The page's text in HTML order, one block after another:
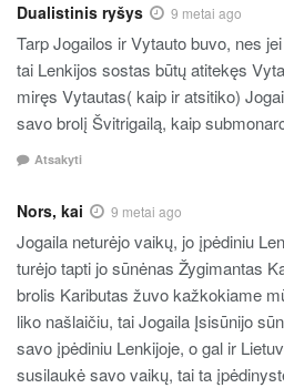
Dualistinis ryšys 9 metai ago
Tarp Jogailos ir Vytauto buvo, nes
tai Lenkijos sostas būtų atitekęs
miręs Vytautas( kaip ir atsitiko)
savo brolį Švitrigailą, kaip
Atsakyti
Nors, kai 9 metai ago
Jogaila neturėjo vaikų, jo įpėdiniu
turėjo tapti jo sūnėnas Žygimantas
brolis Kaributas žuvo kažkokiame
liko našlaičiu, tai Jogaila Įsisūnijo
savo įpėdiniu Lenkijoje, o gal ir
susilaukė savo vaikų, tai ta